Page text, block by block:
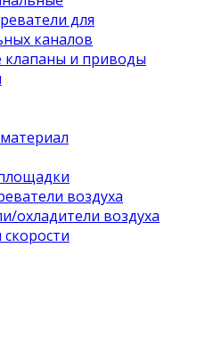
для
каналов
и приводы
воздуха
охладители воздуха
скорости